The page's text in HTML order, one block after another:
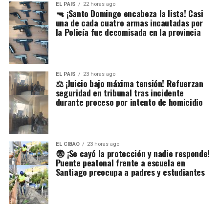
EL PAIS 22 horas ago
🔫 ¡Santo Domingo encabeza la lista! Casi
una de cada cuatro armas incautadas por
la Policía fue decomisada en la provincia
EL PAIS 23 horas ago
⚖️ ¡Juicio bajo máxima tensión! Refuerzan
seguridad en tribunal tras incidente
durante proceso por intento de homicidio
EL CIBAO 23 horas ago
😨 ¡Se cayó la protección y nadie responde!
Puente peatonal frente a escuela en
Santiago preocupa a padres y estudiantes